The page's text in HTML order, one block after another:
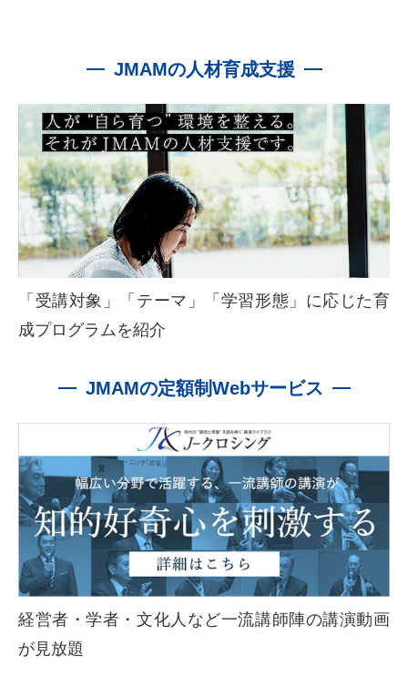
JMAMの人材育成支援
「受講対象」「テーマ」「学習形態」に応じた育
成プログラムを紹介
JMAMの定額制Webサービス
経営者・学者・文化人など一流講師陣の講演動画
が見放題